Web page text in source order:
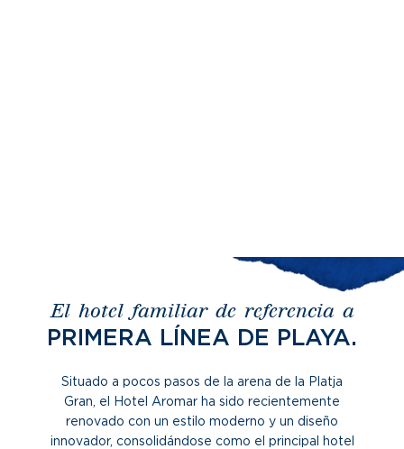
El hotel familiar de referencia a
PRIMERA LÍNEA DE PLAYA.
Situado a pocos pasos de la arena de la Platja
Gran, el Hotel Aromar ha sido recientemente
renovado con un estilo moderno y un diseño
innovador, consolidándose como el principal hotel